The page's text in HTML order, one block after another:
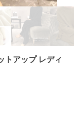
トアップ レディ